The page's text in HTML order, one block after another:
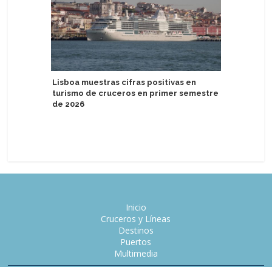
Lisboa muestras cifras positivas en
turismo de cruceros en primer semestre
de 2026
Inicio
Cruceros y Líneas
Destinos
Puertos
Multimedia